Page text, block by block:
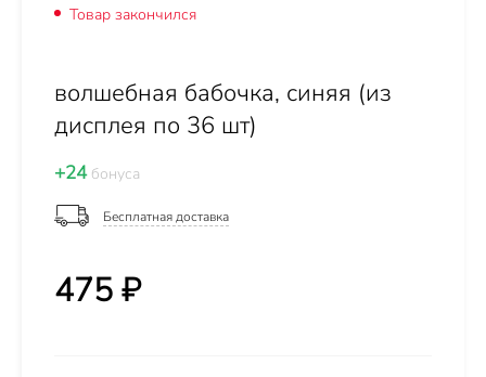
Товар закончился
волшебная бабочка, синяя (из
дисплея по 36 шт)
+24бонуса
Бесплатная доставка
475 ₽